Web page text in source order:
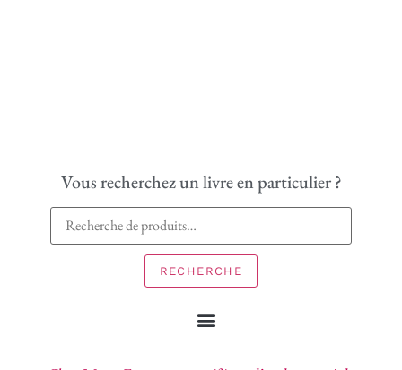
Vous recherchez un livre en particulier ?
RECHERCHE